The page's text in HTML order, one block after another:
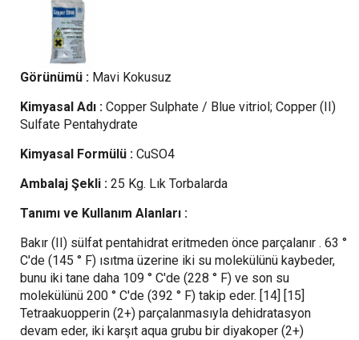
Görünümü : Mavi Kokusuz
Kimyasal Adı : Copper Sulphate / Blue vitriol; Copper (II)
Sulfate Pentahydrate
Kimyasal Formülü : CuSO4
Ambalaj Şekli : 25 Kg. Lık Torbalarda
Tanımı ve Kullanım Alanları :
Bakır (II) sülfat pentahidrat eritmeden önce parçalanır . 63 °
C'de (145 ° F) ısıtma üzerine iki su molekülünü kaybeder,
bunu iki tane daha 109 ° C'de (228 ° F) ve son su
molekülünü 200 ° C'de (392 ° F) takip eder. [14] [15]
Tetraakuopperin (2+) parçalanmasıyla dehidratasyon
devam eder, iki karşıt aqua grubu bir diyakoper (2+)